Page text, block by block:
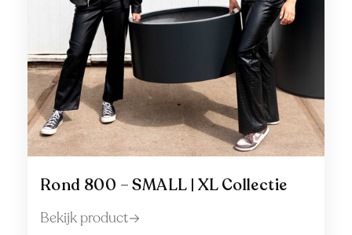
Rond 800 – SMALL | XL Collectie
Bekijk product